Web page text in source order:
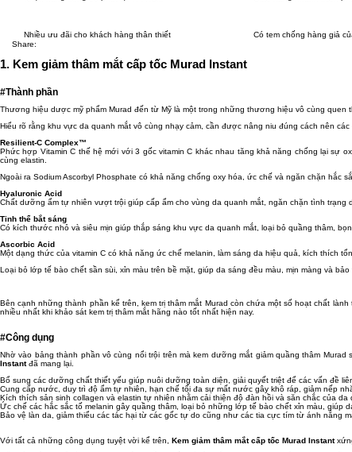
Nhiều ưu đãi cho khách hàng thân thiết Có tem chống hàng giả
Share:
1. Kem giảm thâm mắt cấp tốc Murad Instant
#Thành phần
Thương hiệu dược mỹ phẩm Murad đến từ Mỹ là một trong những thương hiệu vô cùng
Hiểu rõ rằng khu vực da quanh mắt vô cùng nhạy cảm, cần được nâng niu đúng cách nên
Resilient-C Complex™
Phức hợp Vitamin C thế hệ mới với 3 gốc vitamin C khác nhau tăng khả năng chống lại sự
cùng elastin.
Ngoài ra Sodium Ascorbyl Phosphate có khả năng chống oxy hóa, ức chế và ngăn chặn hắc
Hyaluronic Acid
Chất dưỡng ẩm tự nhiên vượt trội giúp cấp ẩm cho vùng da quanh mắt, ngăn chặn tình trạng
Tinh thể bắt sáng
Có kích thước nhỏ và siêu mịn giúp thắp sáng khu vực da quanh mắt, loại bỏ quầng thâm,
Ascorbic Acid
Một dạng thức của vitamin C có khả năng ức chế melanin, làm sáng da hiệu quả, kích thích
Loại bỏ lớp tế bào chết sần sùi, xỉn màu trên bề mặt, giúp da sáng đều màu, mịn màng và
Bên cạnh những thành phần kể trên, kem trị thâm mắt Murad còn chứa một số hoạt chất
nhiều nhất khi khảo sát kem trị thâm mắt hãng nào tốt nhất hiện nay.
#Công dụng
Nhờ vào bảng thành phần vô cùng nổi trội trên mà kem dưỡng mắt giảm quầng thâm
Instantđã mang lại.
Bổ sung các dưỡng chất thiết yếu giúp nuôi dưỡng toàn diện, giải quyết triệt để các vấn đề
Cung cấp nước, duy trì độ ẩm tự nhiên, hạn chế tối đa sự mất nước gây khô ráp, giảm nếp
Kích thích sản sinh collagen và elastin tự nhiên nhằm cải thiện độ đàn hồi và săn chắc của
Ức chế các hắc sắc tố melanin gây quầng thâm, loại bỏ những lớp tế bào chết xỉn màu, giúp
Bảo vệ làn da, giảm thiểu các tác hại từ các gốc tự do cũng như các tia cực tím từ ánh nắng
Với tất cả những công dụng tuyệt vời kể trên, Kem giảm thâm mắt cấp tốc Murad Instant